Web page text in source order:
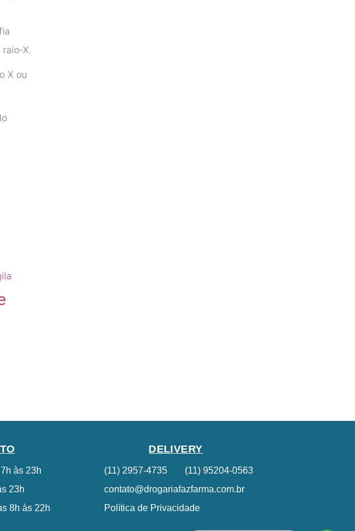
X.
X ou
às 23h
23h
8h às 22h
DELIVERY
(11) 2957-4735
(11) 95204-0563
contato@drogariafazfarma.com.br
Política de Privacidade